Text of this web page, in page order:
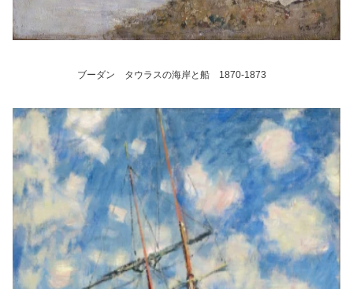
ブーダン タウラスの海岸と船 1870-1873